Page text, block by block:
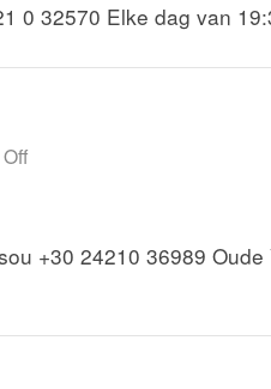
0 32570 Elke dag van
+30 24210 36989